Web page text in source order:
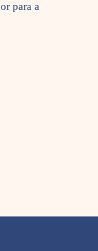
para a